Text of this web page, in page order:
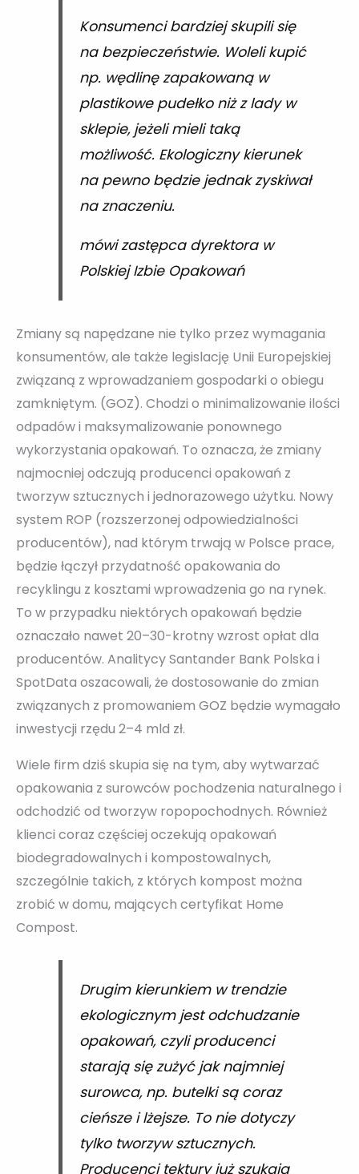
Konsumenci bardziej skupili się
na bezpieczeństwie. Woleli kupić
np. wędlinę zapakowaną w
plastikowe pudełko niż z lady w
sklepie, jeżeli mieli taką
możliwość. Ekologiczny kierunek
na pewno będzie jednak zyskiwał
na znaczeniu.
mówi zastępca dyrektora w
Polskiej Izbie Opakowań
Zmiany są napędzane nie tylko przez wymagania
konsumentów, ale także legislację Unii Europejskiej
związaną z wprowadzaniem gospodarki o obiegu
zamkniętym. (GOZ). Chodzi o minimalizowanie ilości
odpadów i maksymalizowanie ponownego
wykorzystania opakowań. To oznacza, że zmiany
najmocniej odczują producenci opakowań z
tworzyw sztucznych i jednorazowego użytku. Nowy
system ROP (rozszerzonej odpowiedzialności
producentów), nad którym trwają w Polsce prace,
będzie łączył przydatność opakowania do
recyklingu z kosztami wprowadzenia go na rynek.
To w przypadku niektórych opakowań będzie
oznaczało nawet 20–30-krotny wzrost opłat dla
producentów. Analitycy Santander Bank Polska i
SpotData oszacowali, że dostosowanie do zmian
związanych z promowaniem GOZ będzie wymagało
inwestycji rzędu 2–4 mld zł.
Wiele firm dziś skupia się na tym, aby wytwarzać
opakowania z surowców pochodzenia naturalnego i
odchodzić od tworzyw ropopochodnych. Również
klienci coraz częściej oczekują opakowań
biodegradowalnych i kompostowalnych,
szczególnie takich, z których kompost można
zrobić w domu, mających certyfikat Home
Compost.
Drugim kierunkiem w trendzie
ekologicznym jest odchudzanie
opakowań, czyli producenci
starają się zużyć jak najmniej
surowca, np. butelki są coraz
cieńsze i lżejsze. To nie dotyczy
tylko tworzyw sztucznych.
Producenci tektury już szukają